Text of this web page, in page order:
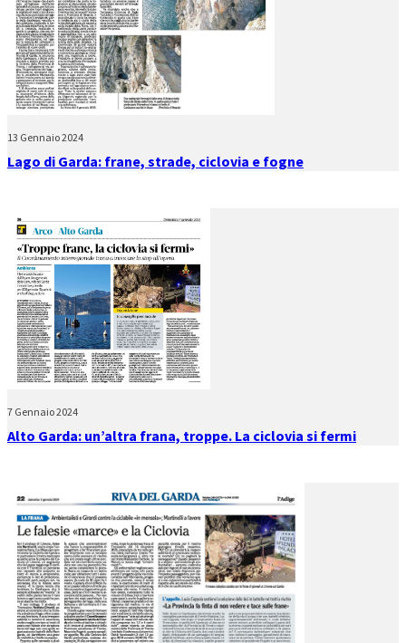
13 Gennaio 2024
Lago di Garda: frane, strade, ciclovia e fogne
7 Gennaio 2024
Alto Garda: un’altra frana, troppe. La ciclovia si fermi